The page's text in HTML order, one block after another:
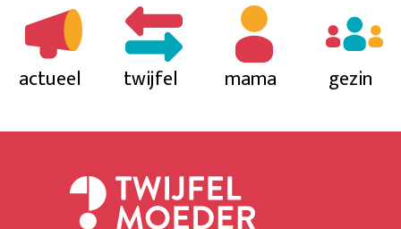
actueel twijfel mama gezin